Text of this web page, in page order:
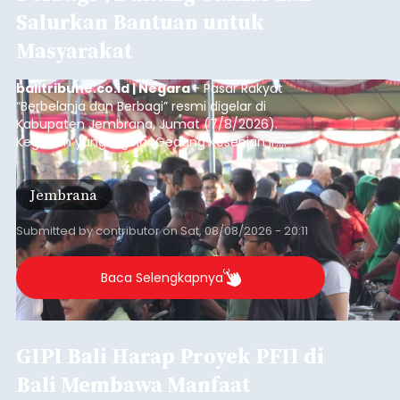
Salurkan Bantuan untuk
Masyarakat
balitribune.co.id | Negara- Pasar Rakyat
“Berbelanja dan Berbagi” resmi digelar di
Kabupaten Jembrana, Jumat (7/8/2026).
Kegiatan yang digelar Gedung Kesenian Ir.
Soekarno ini memadukan pemberdayaan
ekonomi masyarakat dengan aksi sosial tersebut
mendapat antusiasme tinggi dan mencatat nilai
transaksi mencapai Rp672.733.200.
Jembrana
Submitted bycontributoronSat, 08/08/2026 - 20:11
Baca Selengkapnya
GIPI Bali Harap Proyek PFII di
Bali Membawa Manfaat